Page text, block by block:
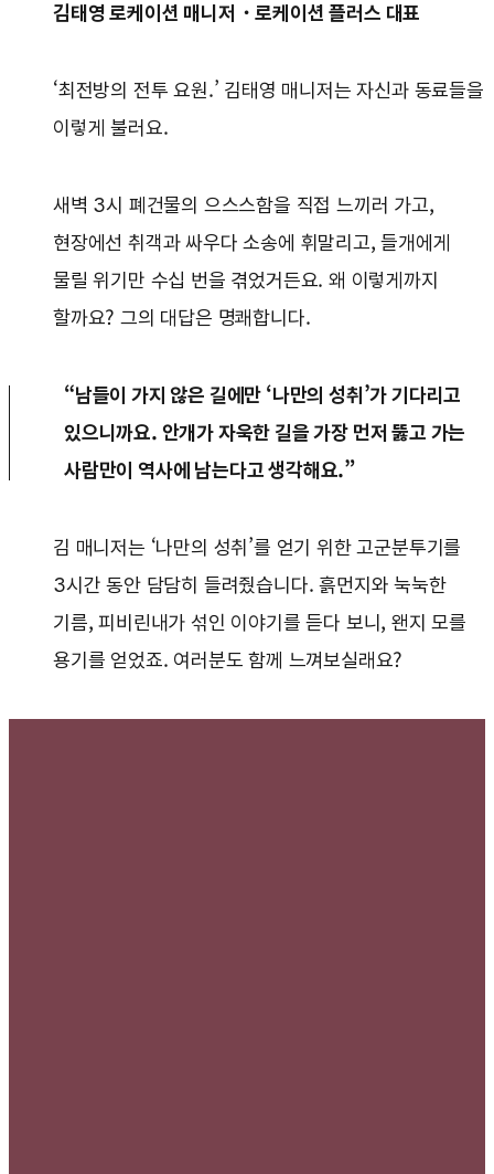
김태영 로케이션 매니저・로케이션 플러스 대표
‘최전방의 전투 요원.’ 김태영 매니저는 자신과 동료들을
이렇게 불러요.
새벽 3시 폐건물의 으스스함을 직접 느끼러 가고,
현장에선 취객과 싸우다 소송에 휘말리고, 들개에게
물릴 위기만 수십 번을 겪었거든요. 왜 이렇게까지
할까요? 그의 대답은 명쾌합니다.
“남들이 가지 않은 길에만 ‘나만의 성취’가 기다리고
있으니까요. 안개가 자욱한 길을 가장 먼저 뚫고 가는
사람만이 역사에 남는다고 생각해요.”
김 매니저는 ‘나만의 성취’를 얻기 위한 고군분투기를
3시간 동안 담담히 들려줬습니다. 흙먼지와 눅눅한
기름, 피비린내가 섞인 이야기를 듣다 보니, 왠지 모를
용기를 얻었죠. 여러분도 함께 느껴보실래요?